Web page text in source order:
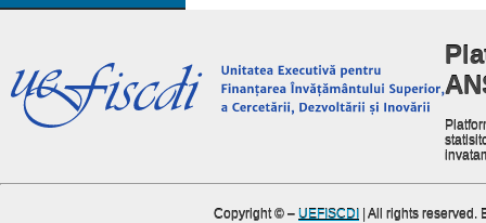
Copyright © – UEFISCDI | All rights